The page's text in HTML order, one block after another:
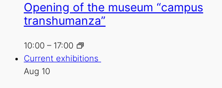
Opening of the museum “campus
transhumanza”
10:00 – 17:00
Current exhibitions
Aug 10